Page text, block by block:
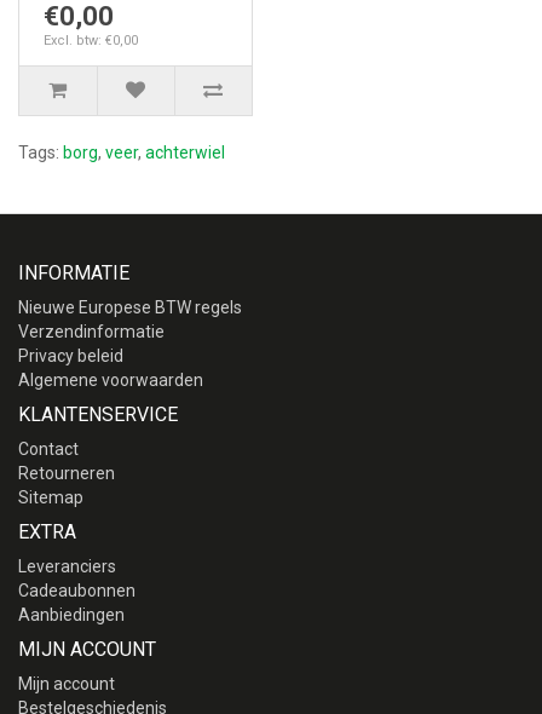
€0,00
Excl. btw: €0,00
Tags: borg, veer, achterwiel
INFORMATIE
Nieuwe Europese BTW regels
Verzendinformatie
Privacy beleid
Algemene voorwaarden
KLANTENSERVICE
Contact
Retourneren
Sitemap
EXTRA
Leveranciers
Cadeaubonnen
Aanbiedingen
MIJN ACCOUNT
Mijn account
Bestelgeschiedenis